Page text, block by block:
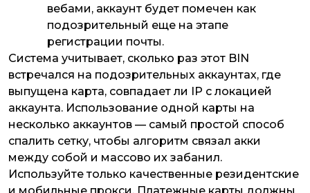
вебами, аккаунт будет помечен как
подозрительный еще на этапе
регистрации почты.
Система учитывает, сколько раз этот BIN
встречался на подозрительных аккаунтах, где
выпущена карта, совпадает ли IP с локацией
аккаунта. Использование одной карты на
несколько аккаунтов — самый простой способ
спалить сетку, чтобы алгоритм связал акки
между собой и массово их забанил.
Используйте только качественные резидентские